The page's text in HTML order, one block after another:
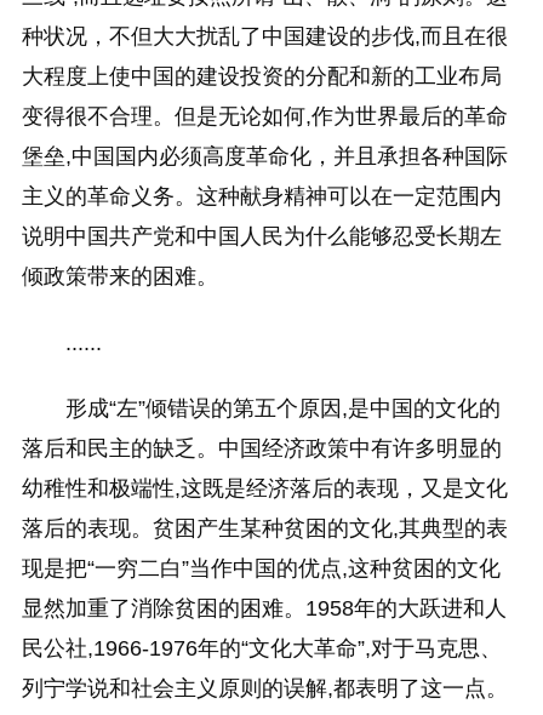
种状况，不但大大扰乱了中国建设的步伐,而且在很
大程度上使中国的建设投资的分配和新的工业布局
变得很不合理。但是无论如何,作为世界最后的革命
堡垒,中国国内必须高度革命化，并且承担各种国际
主义的革命义务。这种献身精神可以在一定范围内
说明中国共产党和中国人民为什么能够忍受长期左
倾政策带来的困难。
......
形成“左”倾错误的第五个原因,是中国的文化的
落后和民主的缺乏。中国经济政策中有许多明显的
幼稚性和极端性,这既是经济落后的表现，又是文化
落后的表现。贫困产生某种贫困的文化,其典型的表
现是把“一穷二白”当作中国的优点,这种贫困的文化
显然加重了消除贫困的困难。1958年的大跃进和人
民公社,1966-1976年的“文化大革命”,对于马克思、
列宁学说和社会主义原则的误解,都表明了这一点。